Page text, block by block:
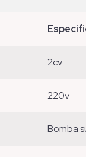
2cv
220v
bomba